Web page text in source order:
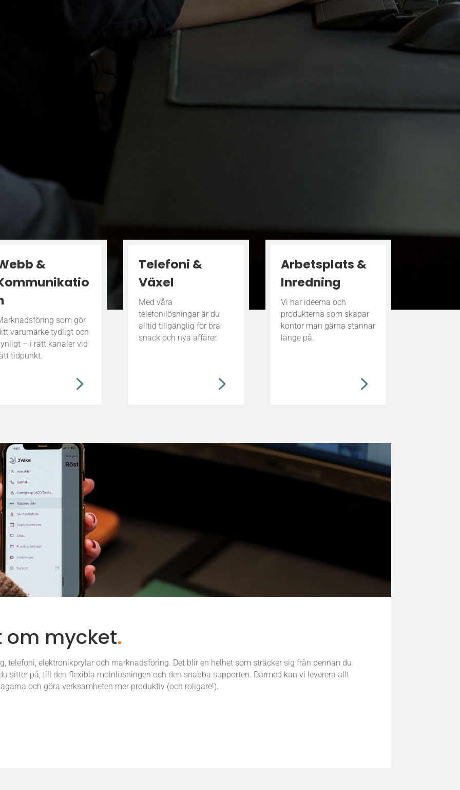
&
som gör
varumärke tydligt och
– i rätt kanaler vid
tidpunkt.
Telefoni &
Växel
Med våra
telefonilösningar är du
alltid tillgänglig för bra
snack och nya affärer.
Arbetsplats &
Inredning
Vi har idéerna och
produkterna som skapar
kontor man gärna stannar
länge på.
om mycket.
telefoni, elektronikprylar och marknadsföring. Det blir en helhet som sträcker sig från pennan du
sitter på, till den flexibla molnlösningen och den snabba supporten. Därmed kan vi leverera allt
och göra verksamheten mer produktiv (och roligare!).